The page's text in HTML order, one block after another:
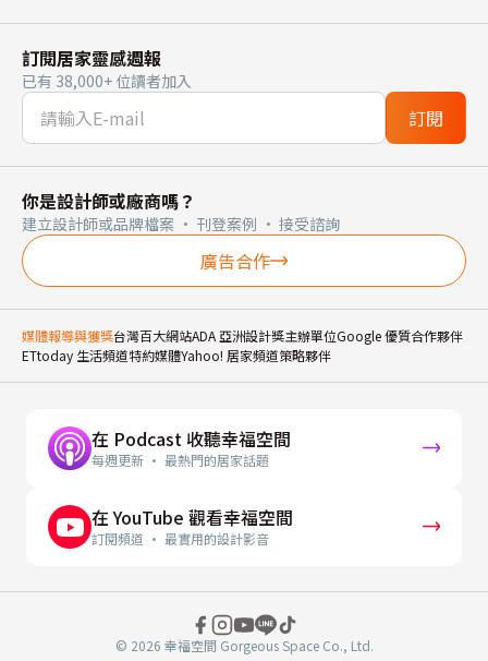
訂閱居家靈感週報
已有 38,000+ 位讀者加入
訂閱
你是設計師或廠商嗎？
建立設計師或品牌檔案 · 刊登案例 · 接受諮詢
廣告合作
媒體報導與獲獎台灣百大網站ADA 亞洲設計獎主辦單位Google 優質合作夥伴
ETtoday 生活頻道特約媒體Yahoo! 居家頻道策略夥伴
在 Podcast 收聽幸福空間
每週更新 · 最熱門的居家話題
在 YouTube 觀看幸福空間
訂閱頻道 · 最實用的設計影音
© 2026 幸福空間 Gorgeous Space Co., Ltd.